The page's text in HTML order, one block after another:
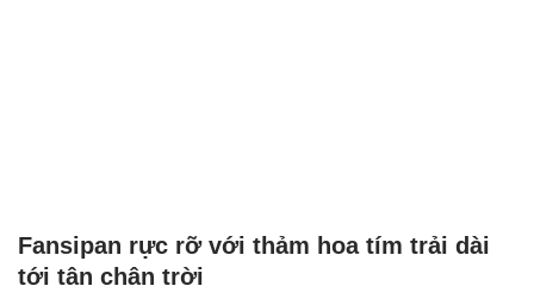
Fansipan rực rỡ với thảm hoa tím trải dài
tới tận chân trời